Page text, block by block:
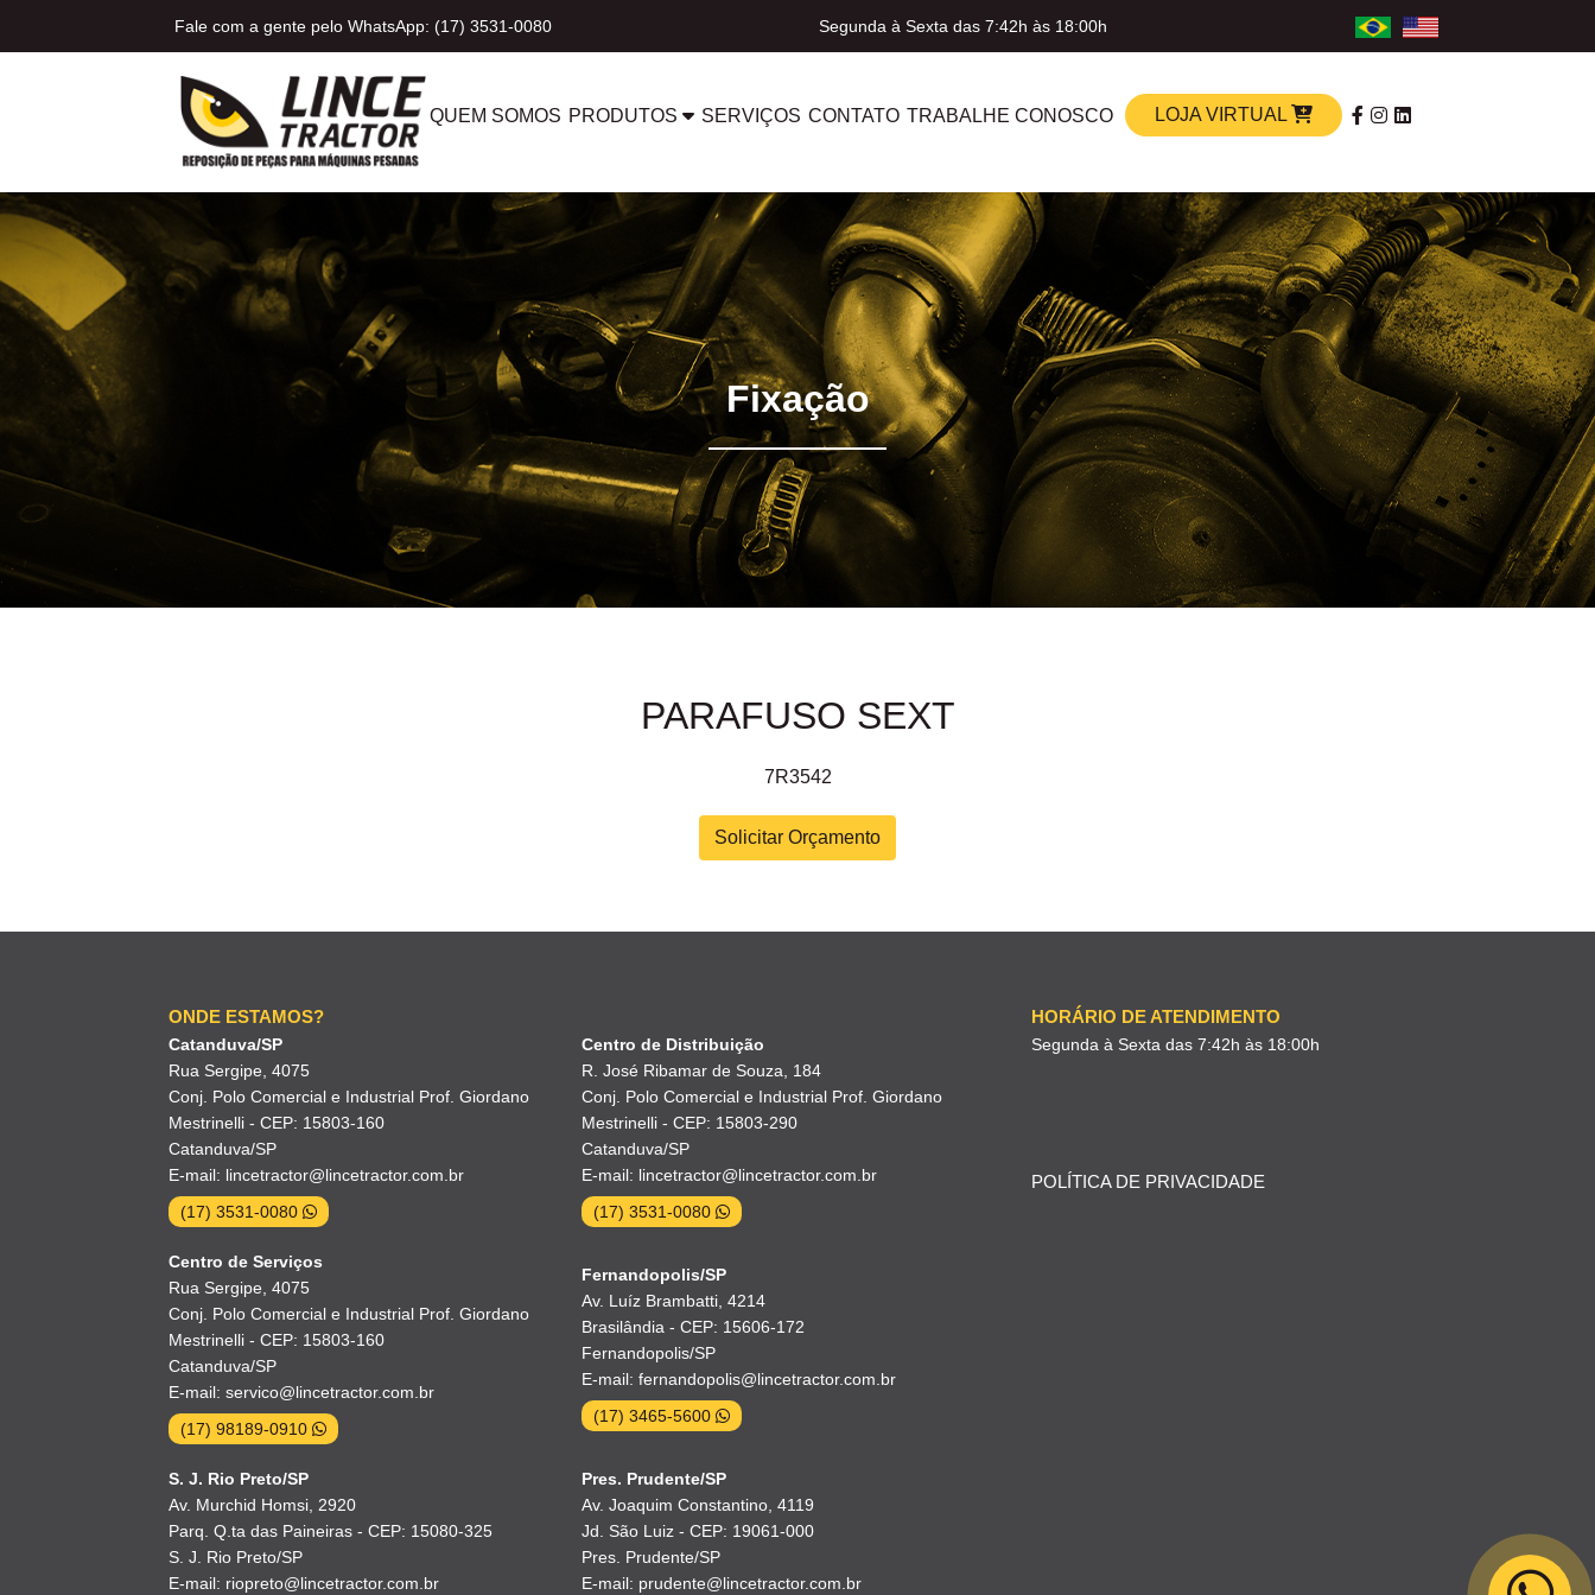
Fale com a gente pelo WhatsApp: (17) 3531-0080 Segunda à Sexta das 7:42h às 18:00h
QUEM SOMOS PRODUTOS SERVIÇOS CONTATO TRABALHE CONOSCO LOJA VIRTUAL
Fixação
PARAFUSO SEXT
7R3542
Solicitar Orçamento
ONDE ESTAMOS?
Catanduva/SP
Rua Sergipe, 4075
Conj. Polo Comercial e Industrial Prof. Giordano
Mestrinelli - CEP: 15803-160
Catanduva/SP
E-mail: lincetractor@lincetractor.com.br
(17) 3531-0080
Centro de Distribuição
R. José Ribamar de Souza, 184
Conj. Polo Comercial e Industrial Prof. Giordano
Mestrinelli - CEP: 15803-290
Catanduva/SP
E-mail: lincetractor@lincetractor.com.br
(17) 3531-0080
Centro de Serviços
Rua Sergipe, 4075
Conj. Polo Comercial e Industrial Prof. Giordano
Mestrinelli - CEP: 15803-160
Catanduva/SP
E-mail: servico@lincetractor.com.br
(17) 98189-0910
Fernandopolis/SP
Av. Luíz Brambatti, 4214
Brasilândia - CEP: 15606-172
Fernandopolis/SP
E-mail: fernandopolis@lincetractor.com.br
(17) 3465-5600
S. J. Rio Preto/SP
Av. Murchid Homsi, 2920
Parq. Q.ta das Paineiras - CEP: 15080-325
S. J. Rio Preto/SP
E-mail: riopreto@lincetractor.com.br
Pres. Prudente/SP
Av. Joaquim Constantino, 4119
Jd. São Luiz - CEP: 19061-000
Pres. Prudente/SP
E-mail: prudente@lincetractor.com.br
HORÁRIO DE ATENDIMENTO
Segunda à Sexta das 7:42h às 18:00h
POLÍTICA DE PRIVACIDADE